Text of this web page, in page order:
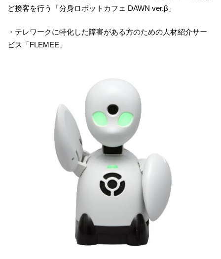
ど接客を行う「分身ロボットカフェ DAWN ver.β」
・テレワークに特化した障害がある方のための人材紹介サー
ビス「FLEMEE」